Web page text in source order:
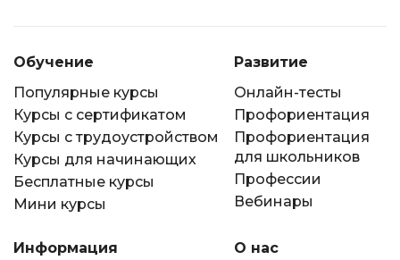
Обучение
Популярные курсы
Курсы с сертификатом
Курсы с трудоустройством
Курсы для начинающих
Бесплатные курсы
Мини курсы
Развитие
Онлайн-тесты
Профориентация
Профориентация
для школьников
Профессии
Вебинары
Информация
О нас